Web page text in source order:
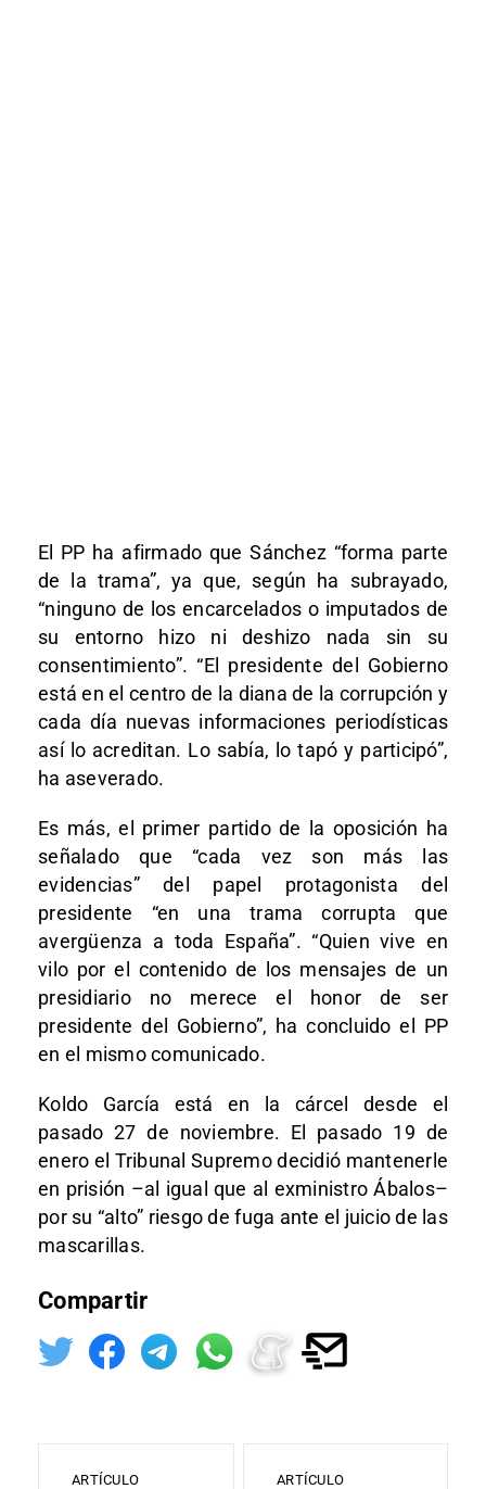
El PP ha afirmado que Sánchez “forma parte
de la trama”, ya que, según ha subrayado,
“ninguno de los encarcelados o imputados de
su entorno hizo ni deshizo nada sin su
consentimiento”. “El presidente del Gobierno
está en el centro de la diana de la corrupción y
cada día nuevas informaciones periodísticas
así lo acreditan. Lo sabía, lo tapó y participó”,
ha aseverado.
Es más, el primer partido de la oposición ha
señalado que “cada vez son más las
evidencias” del papel protagonista del
presidente “en una trama corrupta que
avergüenza a toda España”. “Quien vive en
vilo por el contenido de los mensajes de un
presidiario no merece el honor de ser
presidente del Gobierno”, ha concluido el PP
en el mismo comunicado.
Koldo García está en la cárcel desde el
pasado 27 de noviembre. El pasado 19 de
enero el Tribunal Supremo decidió mantenerle
en prisión –al igual que al exministro Ábalos–
por su “alto” riesgo de fuga ante el juicio de las
mascarillas.
Compartir
ARTÍCULO
ARTÍCULO